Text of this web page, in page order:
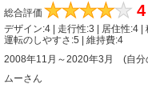
総合評価 ★★★★★ 4
デザイン:4 | 走行性:3 | 居住性:4 |
運転のしやすさ:5 | 維持費:4
2008年11月～2020年3月 (自分
ムーさん